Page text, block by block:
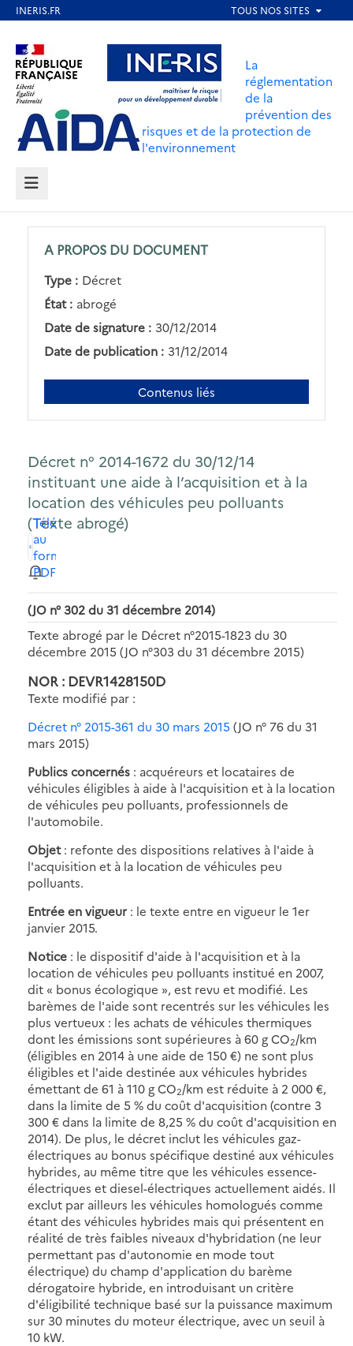
contenu
principal
Aller au contenu Aller au menu
Aller au pied de page
La
réglementation
de la
prévention des
risques et de la protection de
l'environnement
MENU
A PROPOS DU DOCUMENT
Type : Décret
État : abrogé
Date de signature : 30/12/2014
Date de publication : 31/12/2014
Contenus liés
Décret n° 2014-1672 du 30/12/14
instituant une aide à l’acquisition et à la
location des véhicules peu polluants
(Texte abrogé)
Télécharger
au
format
PDF
(JO n° 302 du 31 décembre 2014)
Texte abrogé par le Décret n°2015-1823 du 30
décembre 2015 (JO n°303 du 31 décembre 2015)
NOR : DEVR1428150D
Texte modifié par :
Décret n° 2015-361 du 30 mars 2015 (JO n° 76 du 31
mars 2015)
Publics concernés : acquéreurs et locataires de
véhicules éligibles à aide à l'acquisition et à la location
de véhicules peu polluants, professionnels de
l'automobile.
Objet: refonte des dispositions relatives à l'aide à
l'acquisition et à la location de véhicules peu
polluants.
Entrée en vigueur : le texte entre en vigueur le 1er
janvier 2015.
Notice : le dispositif d'aide à l'acquisition et à la
location de véhicules peu polluants institué en 2007,
dit « bonus écologique », est revu et modifié. Les
barèmes de l'aide sont recentrés sur les véhicules les
plus vertueux : les achats de véhicules thermiques
dont les émissions sont supérieures à 60 g CO2/km
(éligibles en 2014 à une aide de 150 €) ne sont plus
éligibles et l'aide destinée aux véhicules hybrides
émettant de 61 à 110 g CO2/km est réduite à 2 000 €,
dans la limite de 5 % du coût d'acquisition (contre 3
300 € dans la limite de 8,25 % du coût d'acquisition en
2014). De plus, le décret inclut les véhicules gaz-
électriques au bonus spécifique destiné aux véhicules
hybrides, au même titre que les véhicules essence-
électriques et diesel-électriques actuellement aidés. Il
exclut par ailleurs les véhicules homologués comme
étant des véhicules hybrides mais qui présentent en
réalité de très faibles niveaux d'hybridation (ne leur
permettant pas d'autonomie en mode tout
électrique) du champ d'application du barème
dérogatoire hybride, en introduisant un critère
d'éligibilité technique basé sur la puissance maximum
sur 30 minutes du moteur électrique, avec un seuil à
10 kW.